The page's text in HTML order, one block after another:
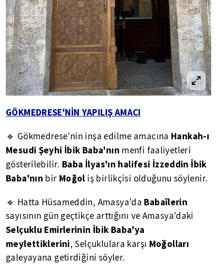
GÖKMEDRESE'NİN YAPILIŞ AMACI
🔹 Gökmedrese'nin inşa edilme amacına Hankah-ı
Mesudi Şeyhi İbik Baba'nın menfi faaliyetleri
gösterilebilir. Baba İlyas'ın halifesi İzzeddin İbik
Baba'nın bir Moğol iş birlikçisi olduğunu söylenir.
🔹 Hatta Hüsameddin, Amasya'da Babaîlerin
sayısının gün geçtikçe arttığını ve Amasya'daki
Selçuklu Emirlerinin İbik Baba'ya
meylettiklerini, Selçuklulara karşı Moğolları
galeyayana getirdiğini söyler.